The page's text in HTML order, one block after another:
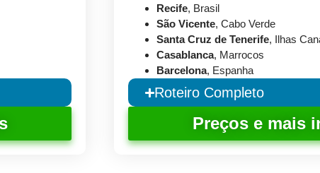
Recife, Brasil
São Vicente, Cabo Verde
Santa Cruz de Tenerife, Ilhas
Casablanca, Marrocos
Barcelona, Espanha
Roteiro Completo
Preços e mais